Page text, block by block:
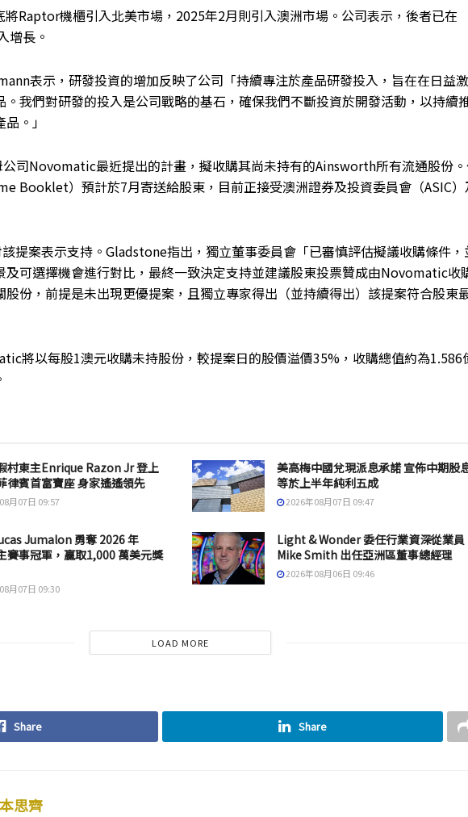
Raptor機櫃引入北美市場，2025年2月則引入澳洲市場。公司表示，後者已在
增長。
表示，研發投資的增加反映了公司「持續專注於產品研發投入，旨在在日益
。我們對研發的投入是公司戰略的基石，確保我們不斷投資於開發活動，以持續
。」
司Novomatic最近提出的計畫，擬收購其尚未持有的Ainsworth所有流通股份
Booklet）預計於7月寄送給股東，目前正接受澳洲證券及投資委員會（ASIC
提案表示支持。Gladstone指出，獨立董事委員會「已審慎評估擬議收購條件，
及可選擇機會進行對比，最終一致決定支持並建議股東投票贊成由Novomatic收
份，前提是未出現更優提案，且獨立專家得出（並持續得出）該提案符合股東
將以每股1澳元收購未持股份，較提案日的股價溢價35%，收購總值約為1.586
村東主Enrique Razon Jr 登上
律賓首富寶座 身家遙遙領先
月07日 09:57
美高梅中國兌現派息承諾 宣佈中期股
等於上半年純利五成
2026年08月07日 09:47
Jumalon 勇奪 2026 年
賽事冠軍，贏取1,000 萬美元獎
月07日 09:30
Light & Wonder 委任行業資深從業員
Mike Smith 出任亞洲區董事總經理
2026年08月06日 09:46
LOAD MORE
Share Share
本思齊